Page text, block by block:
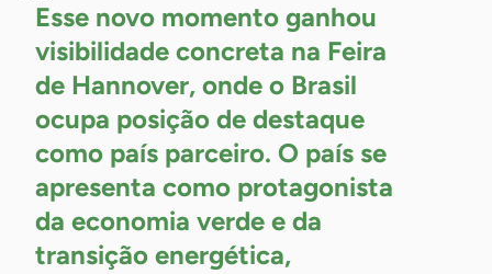
Esse novo momento ganhou
visibilidade concreta na Feira
de Hannover, onde o Brasil
ocupa posição de destaque
como país parceiro. O país se
apresenta como protagonista
da economia verde e da
transição energética,